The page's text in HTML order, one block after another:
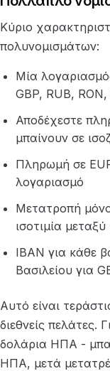
Κύριο
πολυνομισμάτων:
Μία
GBP, RUB,
Αποδέχεστε
μπαίνουν σε
Πληρωμή σε
λογαριασμό
Μετατροπή
ισοτιμία
IBAN για κάθε
Βασιλείου για
Αυτό είναι
διεθνείς πελάτες.
δολάρια ΗΠΑ -
ΗΠΑ, μετά